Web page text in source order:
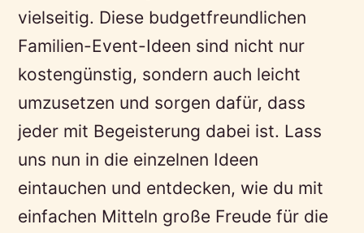
vielseitig. Diese budgetfreundlichen
Familien-Event-Ideen sind nicht nur
kostengünstig, sondern auch leicht
umzusetzen und sorgen dafür, dass
jeder mit Begeisterung dabei ist. Lass
uns nun in die einzelnen Ideen
eintauchen und entdecken, wie du mit
einfachen Mitteln große Freude für die